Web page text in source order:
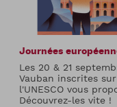
Journées
Les 20 & 21
Vauban inscrites
l'UNESCO vous
Découvrez-les vite !